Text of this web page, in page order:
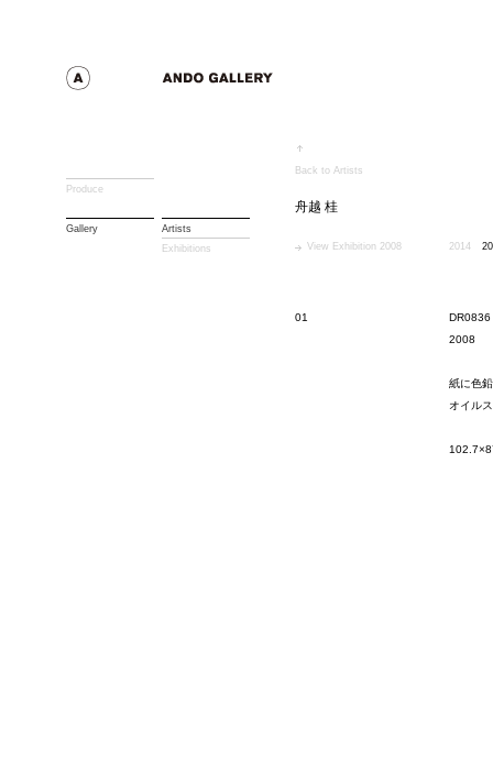
Produce
Gallery
Artists
Exhibitions
Back to Artists
舟越 桂
View Exhibition 2008 2014
01
DR0836
2008
紙に色
オイル